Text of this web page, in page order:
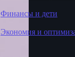
Финансы и дети
Экономия и